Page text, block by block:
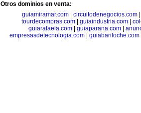
Otros dominios en venta:
guiamiramar.com
circuitodenegocios.com
tourdecompras.com
guiaindustria.com
guiarafaela.com| guiaparana.com|
empresasdetecnologia.com| guiabariloche.com